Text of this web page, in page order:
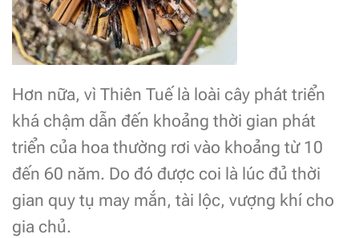
Hơn nữa, vì Thiên Tuế là loài cây phát triển
khá chậm dẫn đến khoảng thời gian phát
triển của hoa thường rơi vào khoảng từ 10
đến 60 năm. Do đó được coi là lúc đủ thời
gian quy tụ may mắn, tài lộc, vượng khí cho
gia chủ.